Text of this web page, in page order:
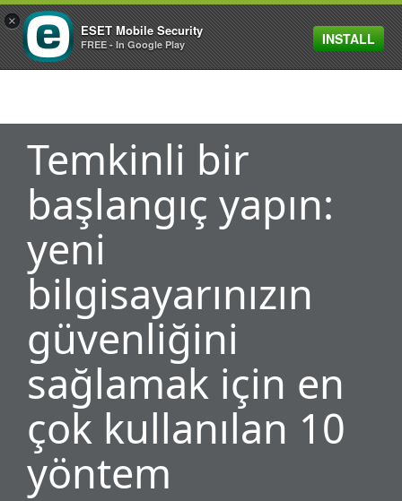
MENU
Temkinli bir
başlangıç yapın:
yeni
bilgisayarınızın
güvenliğini
sağlamak için en
çok kullanılan 10
yöntem
×
ESET Mobile Security
FREE - In Google Play INSTALL